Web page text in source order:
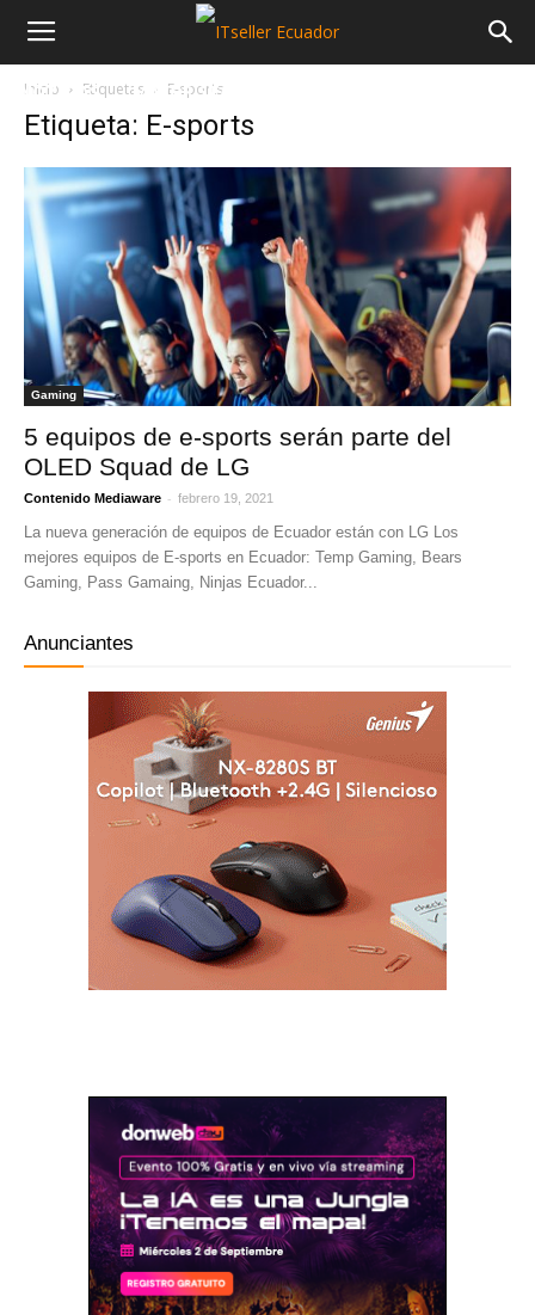
NOTICIAS MAYORISTAS
Inicio Etiquetas E-sports
Etiqueta: E-sports
Gaming
5 equipos de e-sports serán parte del
OLED Squad de LG
Contenido Mediaware - febrero 19, 2021
La nueva generación de equipos de Ecuador están con LG Los
mejores equipos de E-sports en Ecuador: Temp Gaming, Bears
Gaming, Pass Gamaing, Ninjas Ecuador...
Anunciantes